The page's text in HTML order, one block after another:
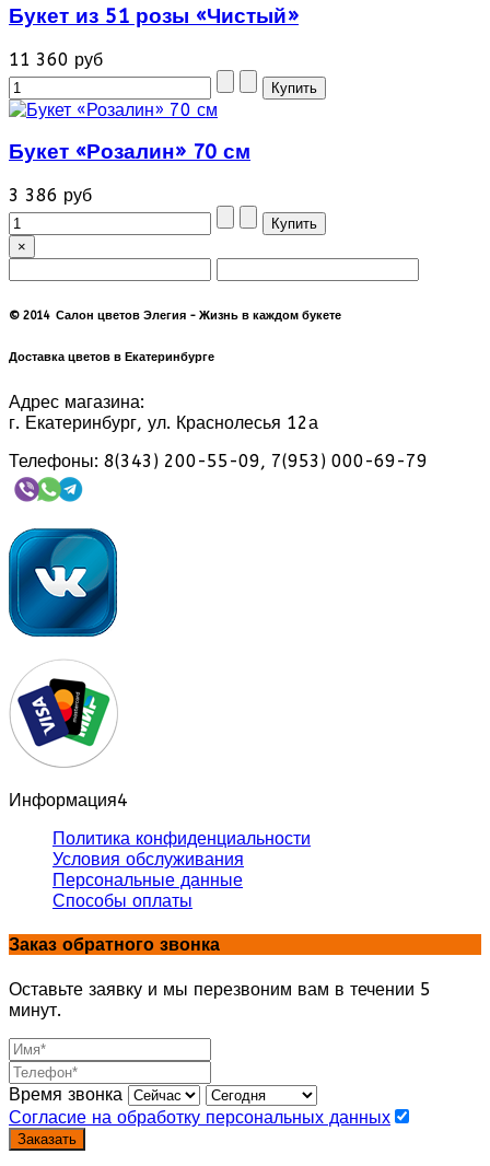
Букет из 51 розы «Чистый»
11 360 руб
Букет «Розалин» 70 см
3 386 руб
×
© 2014 Салон цветов Элегия - Жизнь в каждом букете
Доставка цветов в Екатеринбурге
Адрес магазина:
г. Екатеринбург, ул. Краснолесья 12а
Телефоны: 8(343) 200-55-09, 7(953) 000-69-79
Информация4
Политика конфиденциальности
Условия обслуживания
Персональные данные
Способы оплаты
Заказ обратного звонка
Оставьте заявку и мы перезвоним вам в течении 5
минут.
Время звонка
Согласие на обработку персональных данных
Заказать